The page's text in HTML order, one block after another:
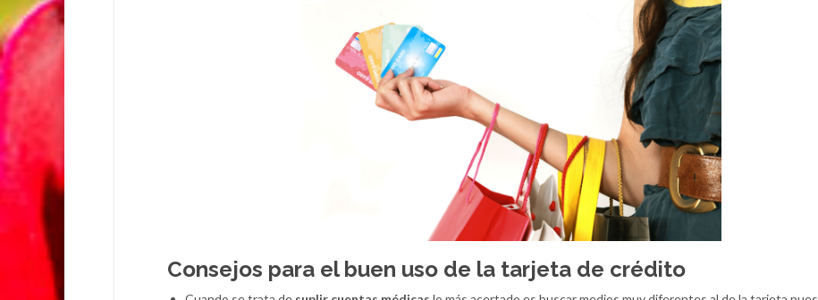
Consejos para el buen uso de la tarjeta de crédito